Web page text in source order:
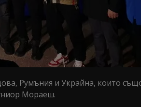
Румъния и Украйна, които
Мораеш.